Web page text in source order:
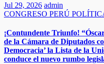
Jul 29, 2026 admin
CONGRESO PERÚ
¡Contundente Triunfo!
de la Cámara de Diputados
Democracia’ la Lista de la
conduce el nuevo rumbo